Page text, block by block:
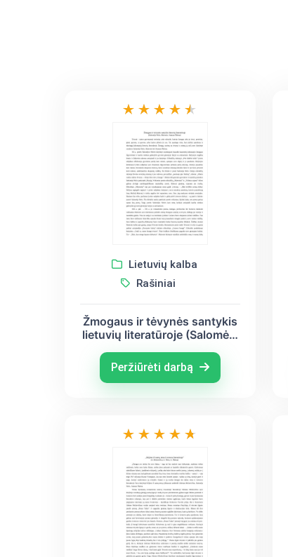
Lietuvių kalba
Rašiniai
Žmogaus ir tėvynės santykis
lietuvių literatūroje (Salomėja
Škėma)
Peržiūrėti darbą